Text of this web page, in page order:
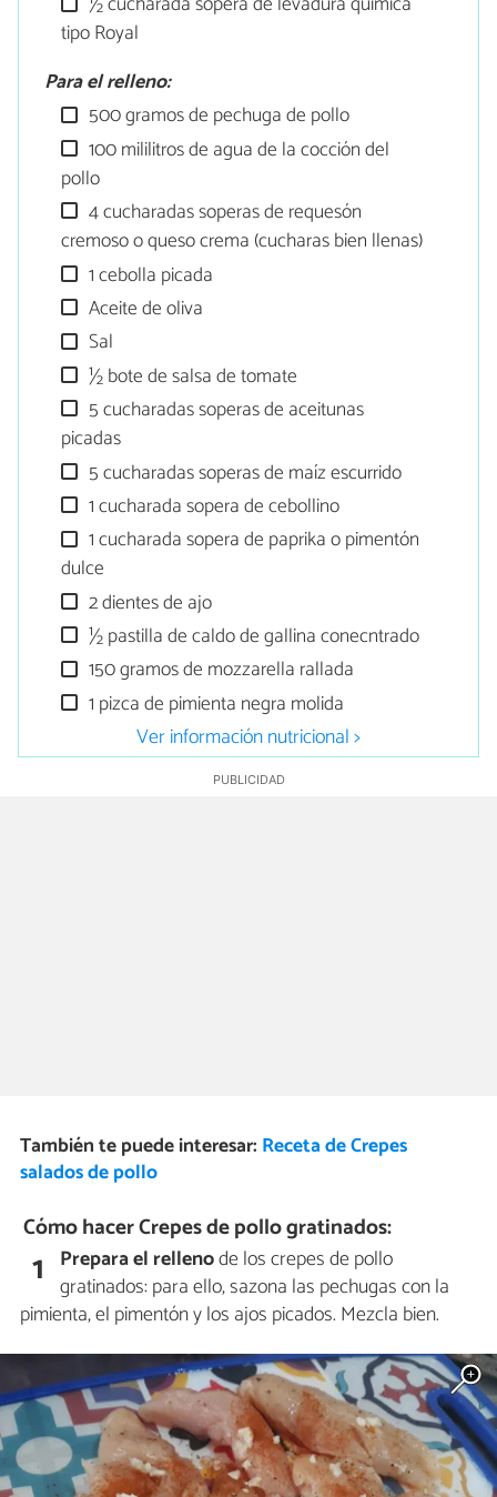
tipo Royal
Para el relleno:
500 gramos de pechuga de pollo
100 mililitros de agua de la cocción del
pollo
4 cucharadas soperas de requesón
cremoso o queso crema (cucharas bien llenas)
1 cebolla picada
Aceite de oliva
Sal
½ bote de salsa de tomate
5 cucharadas soperas de aceitunas
picadas
5 cucharadas soperas de maíz escurrido
1 cucharada sopera de cebollino
1 cucharada sopera de paprika o pimentón
dulce
2 dientes de ajo
½ pastilla de caldo de gallina conecntrado
150 gramos de mozzarella rallada
1 pizca de pimienta negra molida
Ver información nutricional >
También te puede interesar: Receta de Crepes
salados de pollo
Cómo hacer Crepes de pollo gratinados:
1 Prepara el rellenode los crepes de pollo
gratinados: para ello, sazona las pechugas con la
pimienta, el pimentón y los ajos picados. Mezcla bien.